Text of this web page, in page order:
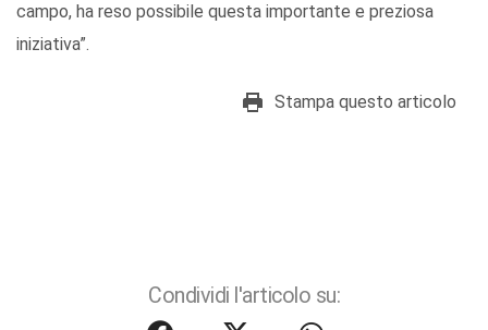
campo, ha reso possibile questa importante e preziosa
iniziativa”.
Stampa questo articolo
Condividi l'articolo su: